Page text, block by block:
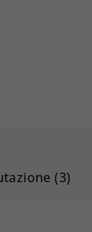
(3)